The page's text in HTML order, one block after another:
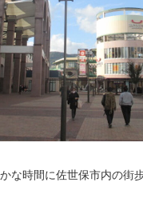
な時間に佐世保市内の街